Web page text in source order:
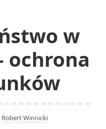
w
ochrona
Robert Winnicki